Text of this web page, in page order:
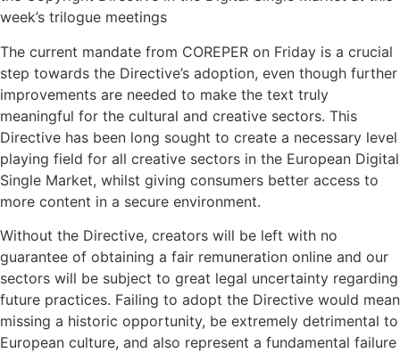
week’s trilogue meetings
The current mandate from COREPER on Friday is a crucial
step towards the Directive’s adoption, even though further
improvements are needed to make the text truly
meaningful for the cultural and creative sectors. This
Directive has been long sought to create a necessary level
playing field for all creative sectors in the European Digital
Single Market, whilst giving consumers better access to
more content in a secure environment.
Without the Directive, creators will be left with no
guarantee of obtaining a fair remuneration online and our
sectors will be subject to great legal uncertainty regarding
future practices. Failing to adopt the Directive would mean
missing a historic opportunity, be extremely detrimental to
European culture, and also represent a fundamental failure